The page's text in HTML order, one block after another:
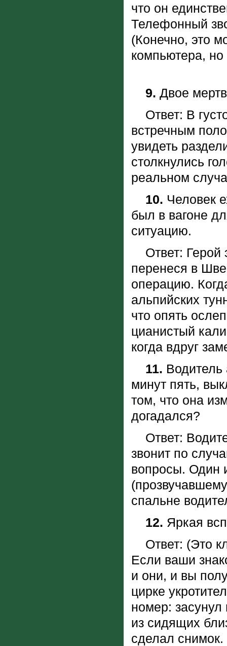
что он
Телефонный
(Конечно, это
компьютера,
9. Двое
Ответ: В
встречным
увидеть
столкнулись
реальном
10. Человек
был в вагоне
ситуацию.
Ответ: Герой
перенеся в
операцию.
альпийских
что опять
цианистый
когда вдруг
11.
минут пять,
том, что она
догадался?
Ответ:
звонит по
вопросы. Один
спальне
12. Яркая
Ответ: (Это
Если ваши
и они, и вы
цирке
номер: засунул
из сидящих
сделал